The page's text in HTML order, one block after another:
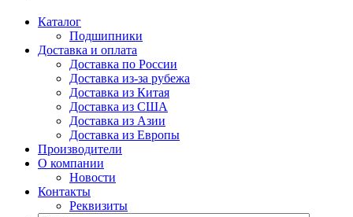
Каталог
Подшипники
Доставка и оплата
Доставка по России
Доставка из-за рубежа
Доставка из Китая
Доставка из США
Доставка из Азии
Доставка из Европы
Производители
О компании
Новости
Контакты
Реквизиты